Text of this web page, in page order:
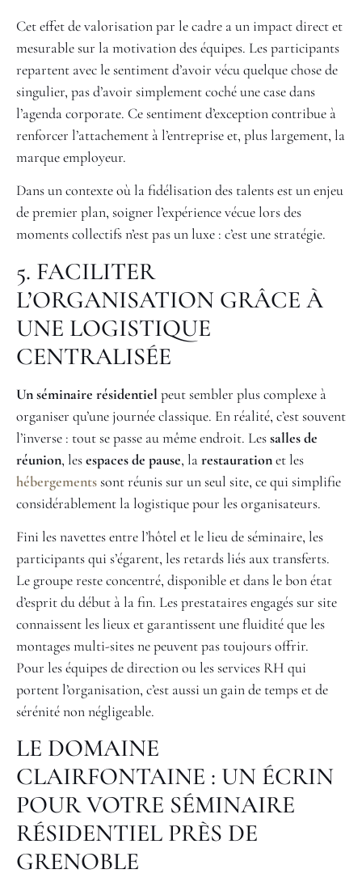
Cet effet de valorisation par le cadre a un impact direct et
mesurable sur la motivation des équipes. Les participants
repartent avec le sentiment d’avoir vécu quelque chose de
singulier, pas d’avoir simplement coché une case dans
l’agenda corporate. Ce sentiment d’exception contribue à
renforcer l’attachement à l’entreprise et, plus largement, la
marque employeur.
Dans un contexte où la fidélisation des talents est un enjeu
de premier plan, soigner l’expérience vécue lors des
moments collectifs n’est pas un luxe : c’est une stratégie.
5. FACILITER
L’ORGANISATION GRÂCE À
UNE LOGISTIQUE
CENTRALISÉE
Un séminaire résidentiel peut sembler plus complexe à
organiser qu’une journée classique. En réalité, c’est souvent
l’inverse : tout se passe au même endroit. Lessalles de
réunion, lesespaces de pause, larestaurationet les
hébergementssont réunis sur un seul site, ce qui simplifie
considérablement la logistique pour les organisateurs.
Fini les navettes entre l’hôtel et le lieu de séminaire, les
participants qui s’égarent, les retards liés aux transferts.
Le groupe reste concentré, disponible et dans le bon état
d’esprit du début à la fin. Les prestataires engagés sur site
connaissent les lieux et garantissent une fluidité que les
montages multi-sites ne peuvent pas toujours offrir.
Pour les équipes de direction ou les services RH qui
portent l’organisation, c’est aussi un gain de temps et de
sérénité non négligeable.
LE DOMAINE
CLAIRFONTAINE : UN ÉCRIN
POUR VOTRE SÉMINAIRE
RÉSIDENTIEL PRÈS DE
GRENOBLE